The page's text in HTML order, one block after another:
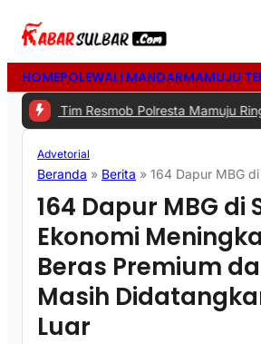
HOMEPOLEWALI MANDARMAMUJU
Tim Resmob Polresta Mamuju Ringkus
Advetorial
Beranda » Berita » 164 Dapur MBG
164 Dapur MBG di
Ekonomi
Beras Premium
Masih
Luar